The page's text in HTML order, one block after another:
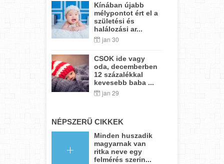
Kínában újabb
mélypontot ért el a
születési és
halálozási ar...
jan 30
CSOK ide vagy
oda, decemberben
12 százalékkal
kevesebb baba ...
jan 29
NÉPSZERŰ CIKKEK
Minden huszadik
magyarnak van
ritka neve egy
felmérés szerin...